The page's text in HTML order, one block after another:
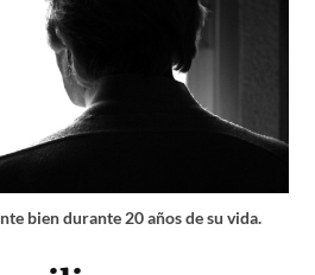
bien durante 20 años de su vida.